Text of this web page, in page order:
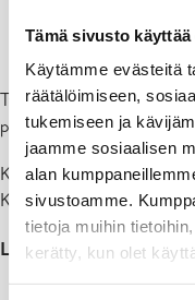
Tämä sivusto käyttää
Käytämme evästeitä
räätälöimiseen,
tukemiseen ja
jaamme sosiaalisen
alan
sivustoamme.
tietoja muihin
kerätty, kun olet
työvoimapoliittinen
Työllisyysalue ilmoittaa
puhelimitse.
Kun työvoimapoliittinen
Kelalle tai
Lisätietoa